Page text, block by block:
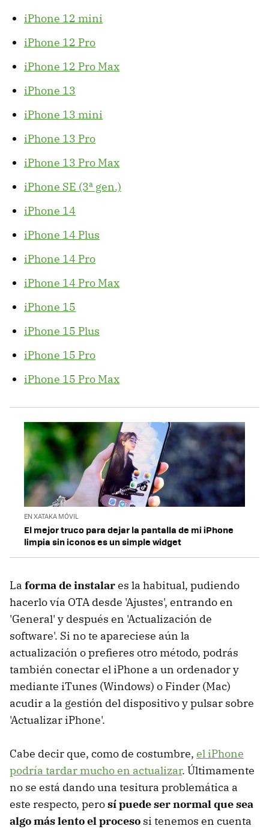
iPhone 12 mini
iPhone 12 Pro
iPhone 12 Pro Max
iPhone 13
iPhone 13 mini
iPhone 13 Pro
iPhone 13 Pro Max
iPhone SE (3ª gen.)
iPhone 14
iPhone 14 Plus
iPhone 14 Pro
iPhone 14 Pro Max
iPhone 15
iPhone 15 Plus
iPhone 15 Pro
iPhone 15 Pro Max
EN XATAKA MÓVIL
El mejor truco para dejar la pantalla de mi iPhone
limpia sin iconos es un simple widget
La forma de instalares la habitual, pudiendo
hacerlo vía OTA desde 'Ajustes', entrando en
'General' y después en 'Actualización de
software'. Si no te apareciese aún la
actualización o prefieres otro método, podrás
también conectar el iPhone a un ordenador y
mediante iTunes (Windows) o Finder (Mac)
acudir a la gestión del dispositivo y pulsar sobre
'Actualizar iPhone'.
Cabe decir que, como de costumbre, el iPhone
podría tardar mucho en actualizar. Últimamente
no se está dando una tesitura problemática a
este respecto, perosí puede ser normal que sea
algo más lento el proceso si tenemos en cuenta